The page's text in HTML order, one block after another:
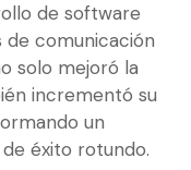
de software
de comunicación
solo mejoró la
incrementó su
un
éxito rotundo.